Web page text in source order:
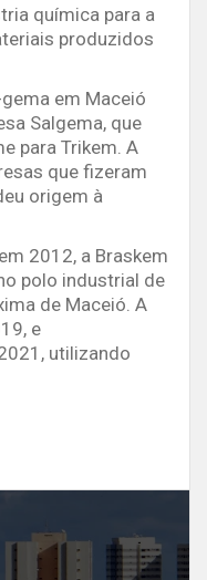
química para a
produzidos
em Maceió
Salgema, que
para Trikem. A
que fizeram
origem à
2012, a Braskem
polo industrial de
de Maceió. A
e
utilizando